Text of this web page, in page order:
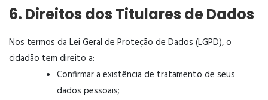
6. Direitos dos Titulares de Dados
Nos termos da Lei Geral de Proteção de Dados (LGPD), o
cidadão tem direito a:
Confirmar a existência de tratamento de seus
dados pessoais;